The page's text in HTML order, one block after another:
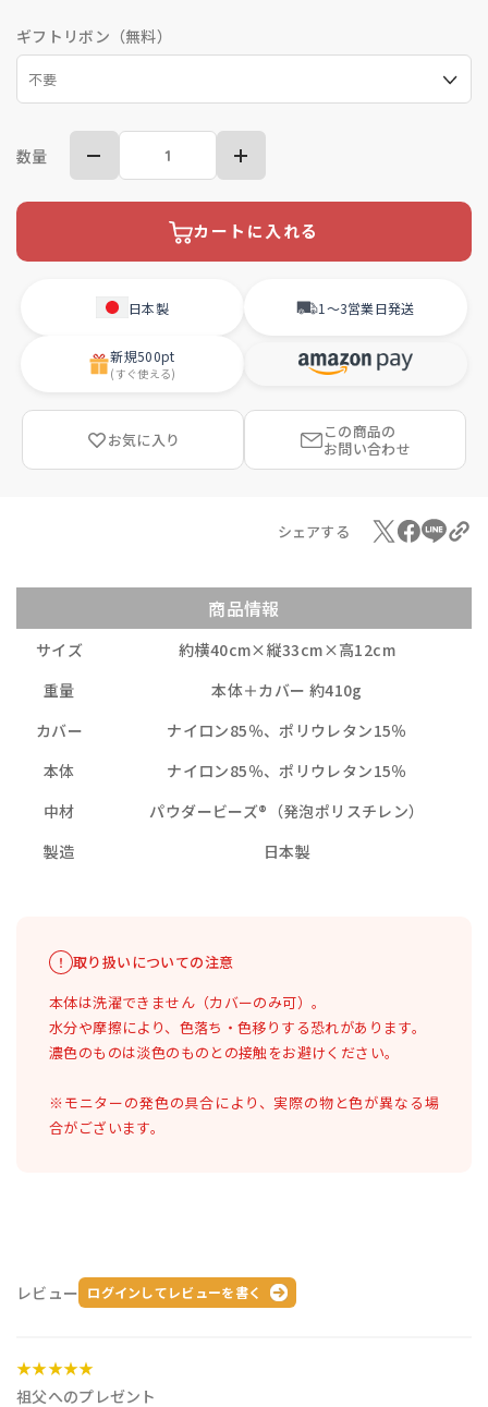
ギフトリボン（無料）
数量
カートに入れる
日本製 1〜3営業日発送
新規500pt
(すぐ使える)
お気に入り
この商品の
お問い合わせ
シェアする
商品情報
サイズ
約横40cm×縦33cm×高12cm
重量
本体＋カバー 約410g
カバー
ナイロン85％、ポリウレタン15％
本体
ナイロン85％、ポリウレタン15％
中材
パウダービーズ®（発泡ポリスチレン）
製造
日本製
取り扱いについての注意
本体は洗濯できません（カバーのみ可）。
水分や摩擦により、色落ち・色移りする恐れがあります。
濃色のものは淡色のものとの接触をお避けください。
※モニターの発色の具合により、実際の物と色が異なる場
合がございます。
レビュー ログインしてレビューを書く
祖父へのプレゼント
★★★★★